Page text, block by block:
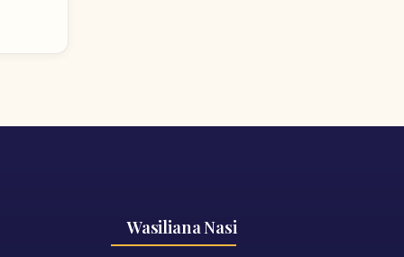
Wasiliana Nasi